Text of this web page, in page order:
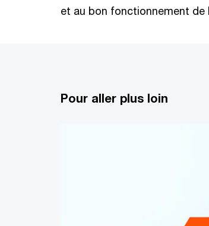
et au bon fonctionnement de
Pour aller plus loin